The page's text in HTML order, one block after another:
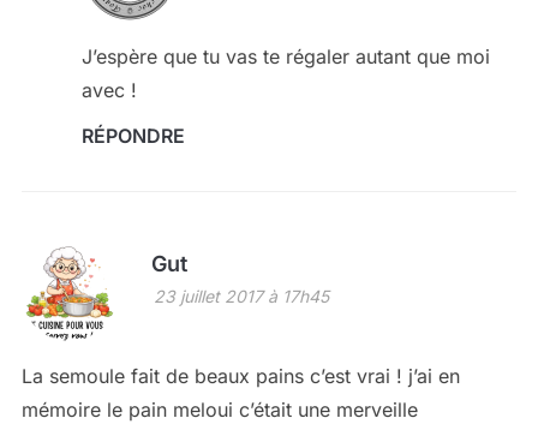
J’espère que tu vas te régaler autant que moi
avec !
RÉPONDRE
Gut
23 juillet 2017 à 17h45
La semoule fait de beaux pains c’est vrai ! j’ai en
mémoire le pain meloui c’était une merveille